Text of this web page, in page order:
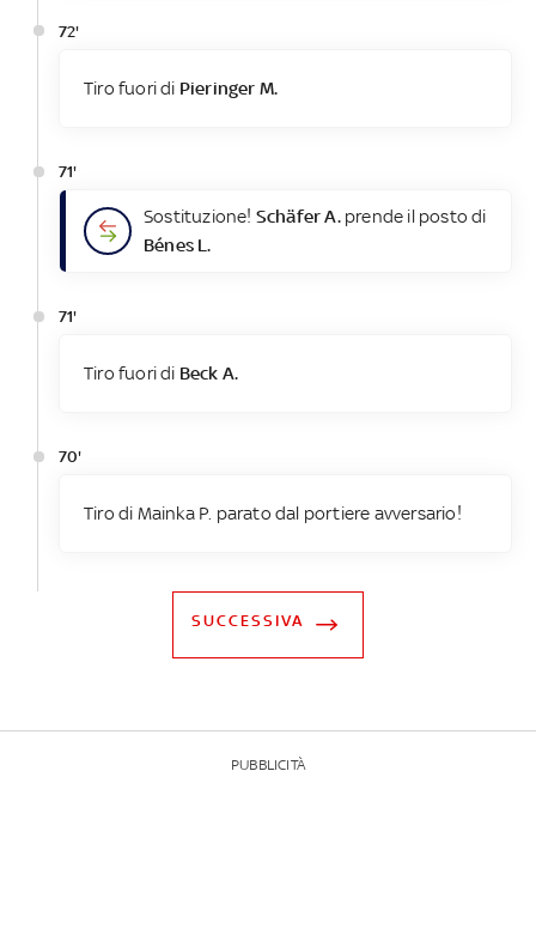
72'
Tiro fuori di Pieringer M.
71'
Sostituzione! Schäfer A.prende il posto di
Bénes L.
71'
Tiro fuori di Beck A.
70'
Tiro di Mainka P. parato dal portiere avversario!
SUCCESSIVA
PUBBLICITÀ